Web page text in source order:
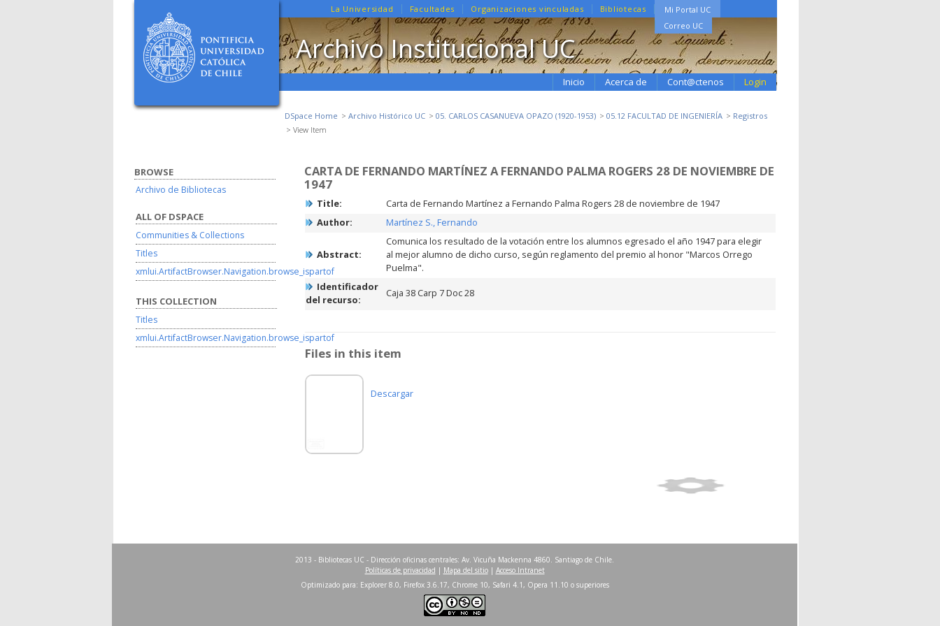
Mi Portal UC
Correo UC
La Universidad Facultades Organizaciones vinculadas Bibliotecas
Archivo Institucional UC
Login
Inicio Acerca de Cont@ctenos
DSpace Home Archivo Histórico UC 05. CARLOS CASANUEVA OPAZO (1920-1953) 05.12 FACULTAD DE INGENIERÍA
Registros
View Item
CARTA DE FERNANDO MARTÍNEZ A FERNANDO PALMA ROGERS 28 DE NOVIEMBRE DE
1947
Title:
Carta de Fernando Martínez a Fernando Palma Rogers 28 de noviembre de 1947
Author:
Martínez S., Fernando
Abstract:
Comunica los resultado de la votación entre los alumnos egresado el año 1947 para elegir
al mejor alumno de dicho curso, según reglamento del premio al honor "Marcos Orrego
Puelma".
Identificador
del recurso:
Caja 38 Carp 7 Doc 28
Files in this item
Descargar
Show full item record
BROWSE
Archivo de Bibliotecas
ALL OF DSPACE
Communities & Collections
Titles
xmlui.ArtifactBrowser.Navigation.browse_ispartof
THIS COLLECTION
Titles
xmlui.ArtifactBrowser.Navigation.browse_ispartof
2013 - Bibliotecas UC - Dirección oficinas centrales: Av. Vicuña Mackenna 4860. Santiago de Chile.
Políticas de privacidad | Mapa del sitio| Acceso Intranet
Optimizado para: Explorer 8.0, Firefox 3.6.17, Chrome 10, Safari 4.1, Opera 11.10 o superiores